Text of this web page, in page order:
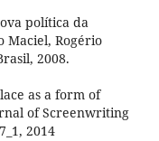
política da
Maciel, Rogério
2008.
as a form of
of Screenwriting
2014